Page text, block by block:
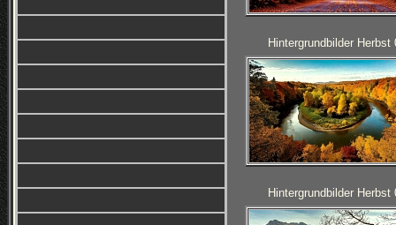
Hintergrundbilder Herbst
Hintergrundbilder Herbst